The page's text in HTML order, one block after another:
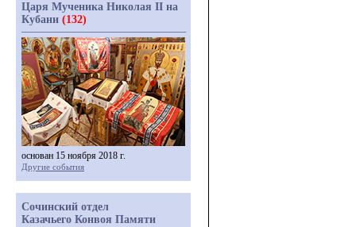
Царя Мученика Николая II на
Кубани (132)
основан 15 ноября 2018 г.
Другие события
Сочинский отдел
Казачьего Конвоя Памяти